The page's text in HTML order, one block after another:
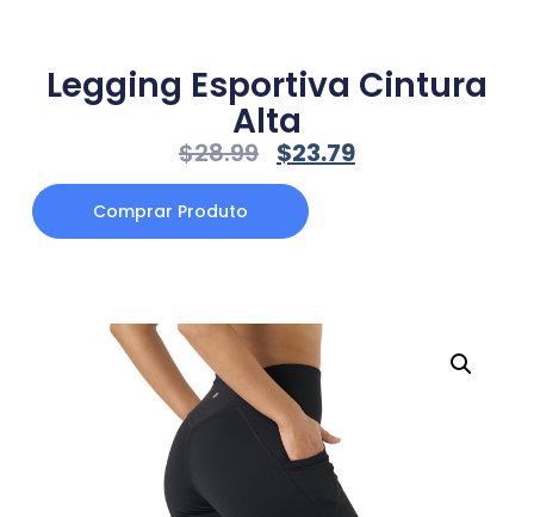
Legging Esportiva Cintura
Alta
$28.99 $23.79
Comprar Produto